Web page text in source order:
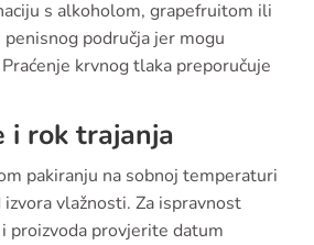
s alkoholom, grapefruitom ili
penisnog područja jer mogu
krvnog tlaka preporučuje
i rok trajanja
pakiranju na sobnoj temperaturi
vlažnosti. Za ispravnost
proizvoda provjerite datum